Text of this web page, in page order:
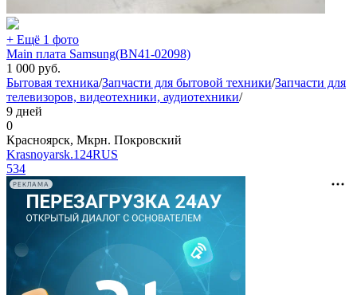
+ Ещё 1 фото
Main плата Samsung(BN41-02098)
1 000 руб.
Бытовая техника/Запчасти для бытовой техники/Запчасти для
телевизоров, видеотехники, аудиотехники/
9 дней
0
Красноярск, Мкрн. Покровский
Krasnoyarsk.124RUS
534
РЕКЛАМА